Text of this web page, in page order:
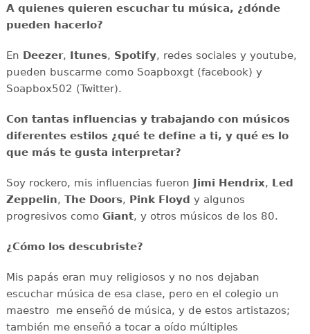
A quienes quieren escuchar tu música, ¿dónde
pueden hacerlo?
En Deezer, Itunes, Spotify, redes sociales y youtube,
pueden buscarme como Soapboxgt (facebook) y
Soapbox502 (Twitter).
Con tantas influencias y trabajando con músicos
diferentes estilos ¿qué te define a ti, y qué es lo
que más te gusta interpretar?
Soy rockero, mis influencias fueron Jimi Hendrix, Led
Zeppelin, The Doors, Pink Floyd y algunos
progresivos como Giant, y otros músicos de los 80.
¿Cómo los descubriste?
Mis papás eran muy religiosos y no nos dejaban
escuchar música de esa clase, pero en el colegio un
maestro me enseñó de música, y de estos artistazos;
también me enseñó a tocar a oído múltiples